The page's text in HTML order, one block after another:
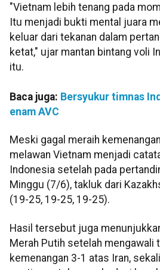
"Vietnam lebih tenang pada
Itu menjadi bukti mental juara
keluar dari tekanan dalam
ketat," ujar mantan bintang voli
itu.
Baca juga: Bersyukur timnas
enam AVC
Meski gagal meraih
melawan Vietnam menjadi
Indonesia setelah pada
Minggu (7/6), takluk dari
(19-25, 19-25, 19-25).
Hasil tersebut juga
Merah Putih setelah mengawali
kemenangan 3-1 atas Iran,